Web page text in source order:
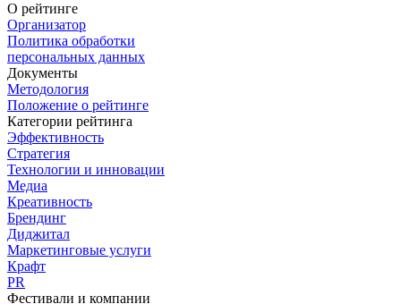
О рейтинге
Организатор
Политика обработки
персональных данных
Документы
Методология
Положение о рейтинге
Категории рейтинга
Эффективность
Стратегия
Технологии и инновации
Медиа
Креативность
Брендинг
Диджитал
Маркетинговые услуги
Крафт
PR
Фестивали и компании